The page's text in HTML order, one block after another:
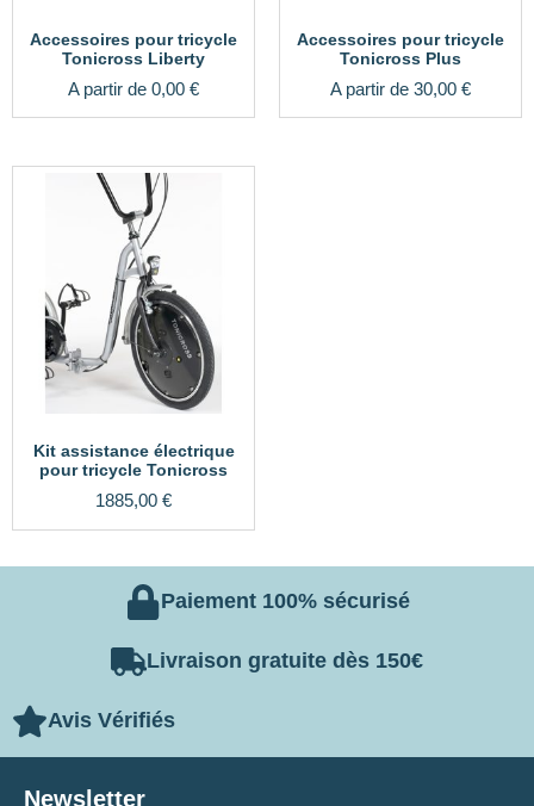
Accessoires pour tricycle
Tonicross Liberty
A partir de 0,00 €
Accessoires pour tricycle
Tonicross Plus
A partir de 30,00 €
Kit assistance électrique
pour tricycle Tonicross
1885,00 €
Paiement 100% sécurisé
Livraison gratuite dès 150€
Avis Vérifiés
Newsletter